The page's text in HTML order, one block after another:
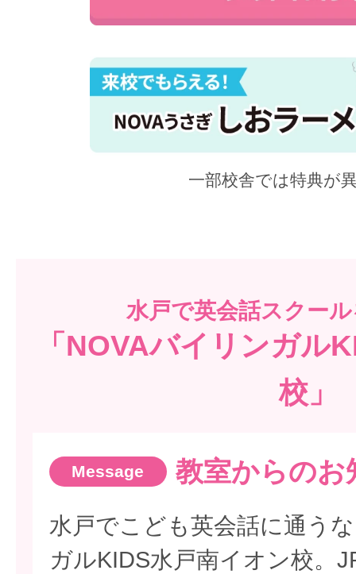
一部校舎では特典が
水戸で英会話スクー
「NOVAバイリンガル
校」
教室からのお
水戸でこども英会話に通う
ガルKIDS水戸南イオン校